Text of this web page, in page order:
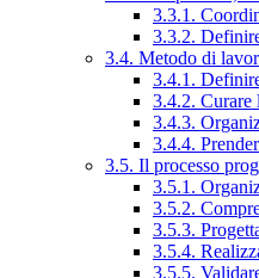
3.3.1.
3.3.2.
3.4. Metodo di
3.4.1.
3.4.2. Curare
3.4.3.
3.4.4.
3.5. Il processo
3.5.1.
3.5.2.
3.5.3.
3.5.4.
3.5.5.